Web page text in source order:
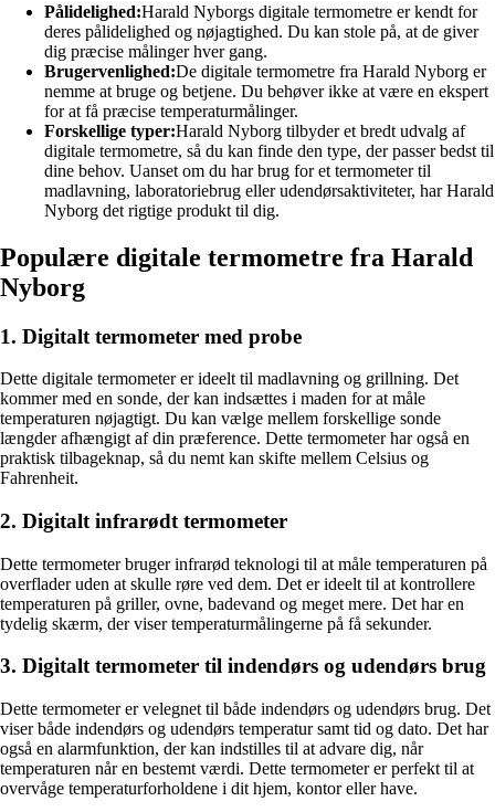
Pålidelighed:Harald Nyborgs digitale termometre er kendt for
deres pålidelighed og nøjagtighed. Du kan stole på, at de giver
dig præcise målinger hver gang.
Brugervenlighed:De digitale termometre fra Harald Nyborg er
nemme at bruge og betjene. Du behøver ikke at være en ekspert
for at få præcise temperaturmålinger.
Forskellige typer:Harald Nyborg tilbyder et bredt udvalg af
digitale termometre, så du kan finde den type, der passer bedst til
dine behov. Uanset om du har brug for et termometer til
madlavning, laboratoriebrug eller udendørsaktiviteter, har Harald
Nyborg det rigtige produkt til dig.
Populære digitale termometre fra Harald
Nyborg
1. Digitalt termometer med probe
Dette digitale termometer er ideelt til madlavning og grillning. Det
kommer med en sonde, der kan indsættes i maden for at måle
temperaturen nøjagtigt. Du kan vælge mellem forskellige sonde
længder afhængigt af din præference. Dette termometer har også en
praktisk tilbageknap, så du nemt kan skifte mellem Celsius og
Fahrenheit.
2. Digitalt infrarødt termometer
Dette termometer bruger infrarød teknologi til at måle temperaturen på
overflader uden at skulle røre ved dem. Det er ideelt til at kontrollere
temperaturen på griller, ovne, badevand og meget mere. Det har en
tydelig skærm, der viser temperaturmålingerne på få sekunder.
3. Digitalt termometer til indendørs og udendørs brug
Dette termometer er velegnet til både indendørs og udendørs brug. Det
viser både indendørs og udendørs temperatur samt tid og dato. Det har
også en alarmfunktion, der kan indstilles til at advare dig, når
temperaturen når en bestemt værdi. Dette termometer er perfekt til at
overvåge temperaturforholdene i dit hjem, kontor eller have.